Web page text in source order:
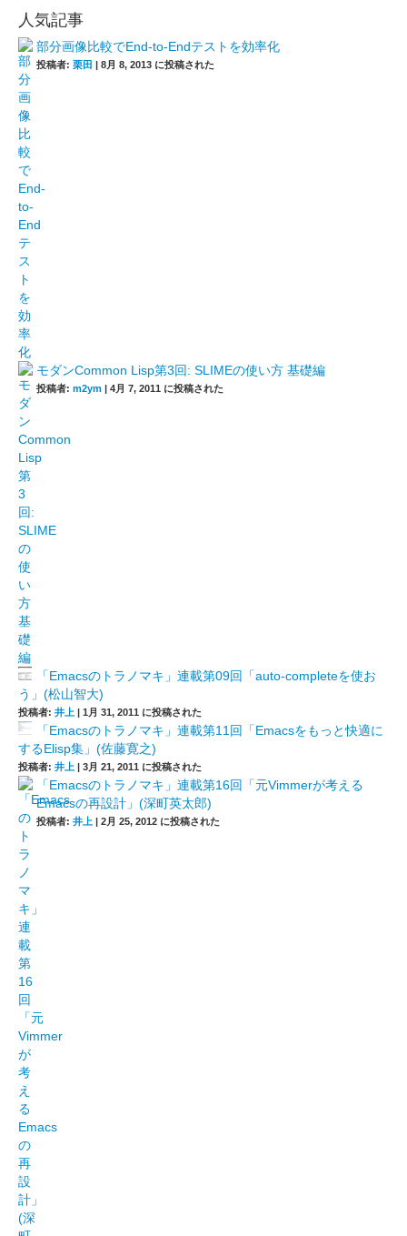
人気記事
部分画像比較でEnd-to-Endテストを効率化
投稿者: 栗田 | 8月 8, 2013 に投稿された
モダンCommon Lisp第3回: SLIMEの使い方 基礎編
投稿者: m2ym | 4月 7, 2011 に投稿された
「Emacsのトラノマキ」連載第09回「auto-completeを使お
う」(松山智大)
投稿者: 井上 | 1月 31, 2011 に投稿された
「Emacsのトラノマキ」連載第11回「Emacsをもっと快適に
するElisp集」(佐藤寛之)
投稿者: 井上 | 3月 21, 2011 に投稿された
「Emacsのトラノマキ」連載第16回「元Vimmerが考える
Emacsの再設計」(深町英太郎)
投稿者: 井上 | 2月 25, 2012 に投稿された